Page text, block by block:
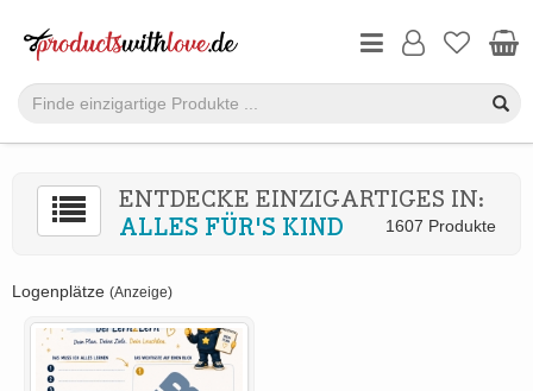
ENTDECKE EINZIGARTIGES IN:
ALLES FÜR'S KIND
1607 Produkte
Logenplätze (Anzeige)